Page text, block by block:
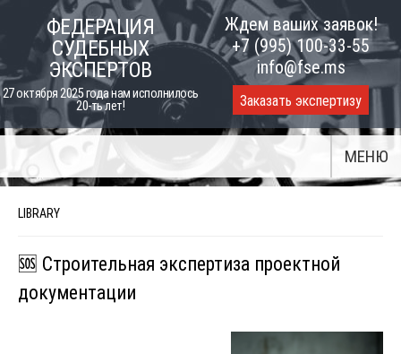
content
ФЕДЕРАЦИЯ
СУДЕБНЫХ
ЭКСПЕРТОВ
27 октября 2025 года нам исполнилось
20-ть лет!
Ждем ваших заявок!
+7 (995) 100-33-55
info@fse.ms
Заказать экспертизу
МЕНЮ
LIBRARY
🆘 Строительная экспертиза проектной
документации